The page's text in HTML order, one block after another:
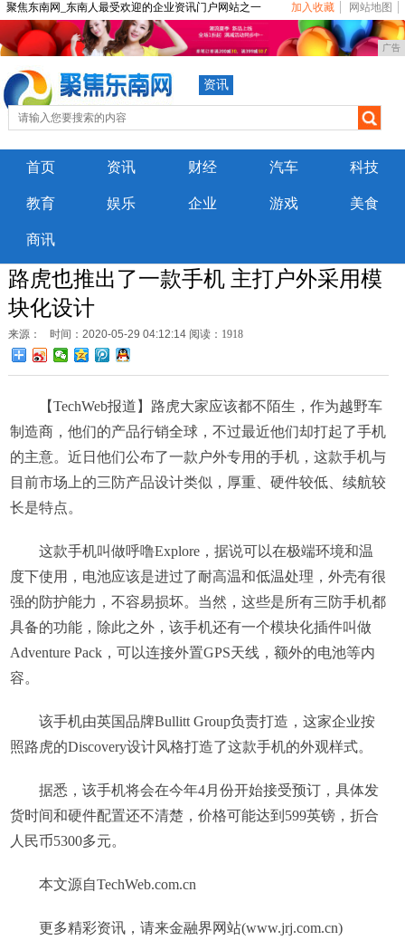
聚焦东南网_东南人最受欢迎的企业资讯门户网站之一 加入收藏 网站地图
广告
资讯
首页 资讯 财经 汽车 科技
教育 娱乐 企业 游戏 美食
商讯
路虎也推出了一款手机 主打户外采用模
块化设计
来源： 时间：2020-05-29 04:12:14 阅读：1918
【TechWeb报道】路虎大家应该都不陌生，作为越野车
制造商，他们的产品行销全球，不过最近他们却打起了手机
的主意。近日他们公布了一款户外专用的手机，这款手机与
目前市场上的三防产品设计类似，厚重、硬件较低、续航较
长是特点。
这款手机叫做呼噜Explore，据说可以在极端环境和温
度下使用，电池应该是进过了耐高温和低温处理，外壳有很
强的防护能力，不容易损坏。当然，这些是所有三防手机都
具备的功能，除此之外，该手机还有一个模块化插件叫做
Adventure Pack，可以连接外置GPS天线，额外的电池等内
容。
该手机由英国品牌Bullitt Group负责打造，这家企业按
照路虎的Discovery设计风格打造了这款手机的外观样式。
据悉，该手机将会在今年4月份开始接受预订，具体发
货时间和硬件配置还不清楚，价格可能达到599英镑，折合
人民币5300多元。
本文源自TechWeb.com.cn
更多精彩资讯，请来金融界网站(www.jrj.com.cn)